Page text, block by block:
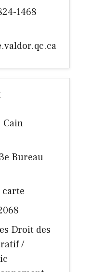
1468
Cain
Bureau
Droit des
/